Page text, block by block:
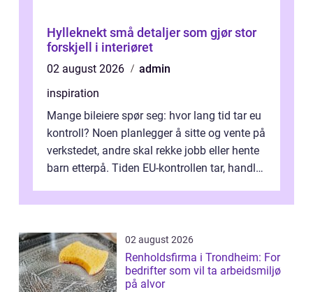
Hylleknekt små detaljer som gjør stor
forskjell i interiøret
02 august 2026
admin
inspiration
Mange bileiere spør seg: hvor lang tid tar eu
kontroll? Noen planlegger å sitte og vente på
verkstedet, andre skal rekke jobb eller hente
barn etterpå. Tiden EU-kontrollen tar, handler
02 august 2026
Renholdsfirma i Trondheim: For
bedrifter som vil ta arbeidsmiljø
på alvor